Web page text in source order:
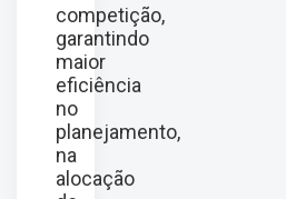
competição,
garantindo
maior
eficiência
no
planejamento,
na
alocação